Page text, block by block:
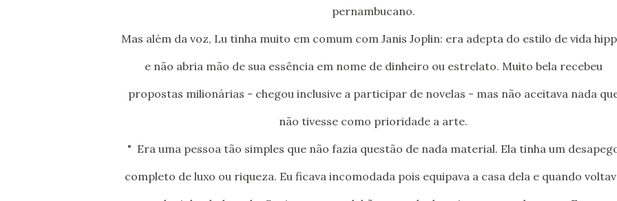
pernambucano.
Mas além da voz, Lu tinha muito em comum com Janis Joplin: era adepta do estilo de vida hippie
e não abria mão de sua essência em nome de dinheiro ou estrelato. Muito bela recebeu
propostas milionárias - chegou inclusive a participar de novelas - mas não aceitava nada
não tivesse como prioridade a arte.
" Era uma pessoa tão simples que não fazia questão de nada material. Ela tinha um
completo de luxo ou riqueza. Eu ficava incomodada pois equipava a casa dela e quando